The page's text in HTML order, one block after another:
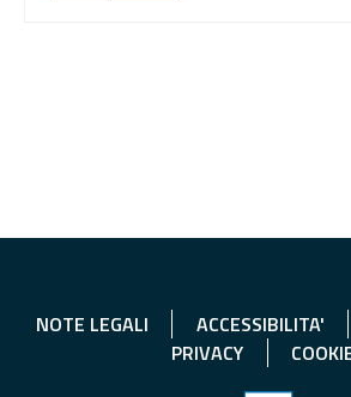
NOTE LEGALI ACCESSIBILITA'
PRIVACY